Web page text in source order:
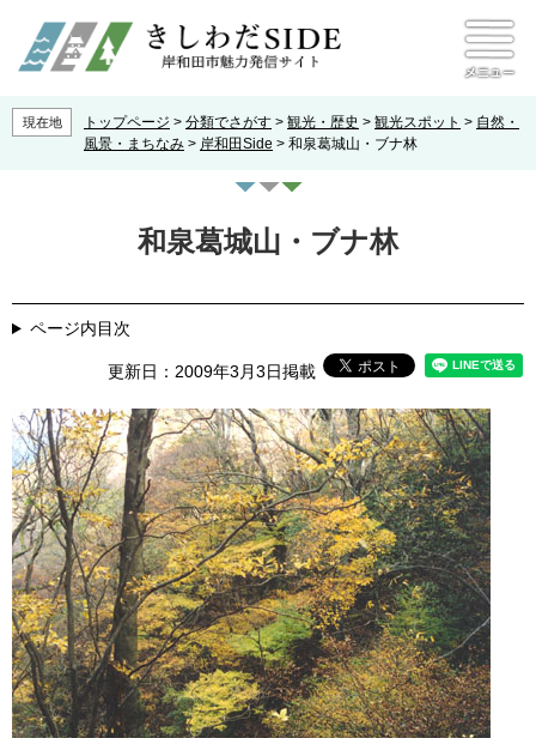
先
頭
現在地 トップページ > 分類でさがす > 観光・歴史 > 観光スポット > 自然・
風景・まちなみ > 岸和田Side > 和泉葛城山・ブナ林
和泉葛城山・ブナ林
ページ内目次
更新日：2009年3月3日掲載